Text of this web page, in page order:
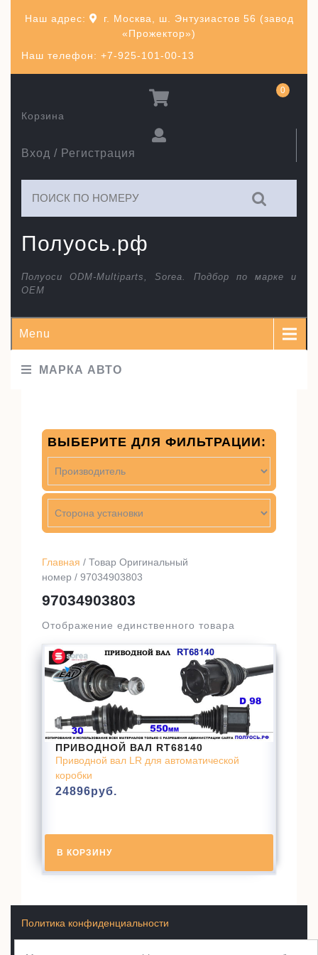
Наш телефон: +7-925-101-00-13
Наш адрес:
г. Москва, ш. Энтузиастов 56 (завод
«Прожектор»)
Полуось.рф
Полуоси ODM-Multiparts, Sorea. Подбор по марке и
ОЕМ
Вход / Регистрация
Корзина
0
Menu
МАРКА АВТО
Главная / Товар Оригинальный
номер / 97034903803
97034903803
Отображение единственного товара
ПРИВОДНОЙ ВАЛ RT68140
Приводной вал LR для автоматической
коробки
24896руб.
В КОРЗИНУ
ВЫБЕРИТЕ ДЛЯ ФИЛЬТРАЦИИ:
Политика конфиденциальности